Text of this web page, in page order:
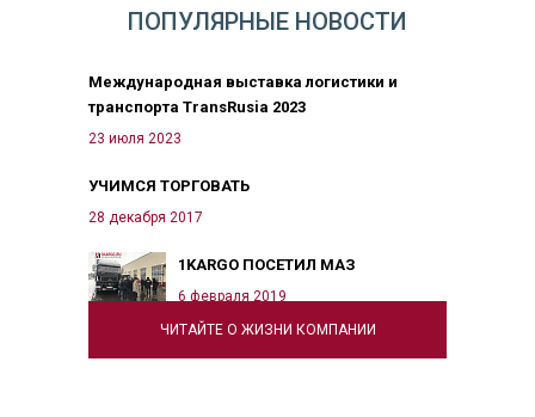
ЧИТАЙТЕ О ЖИЗНИ КОМПАНИИ
ПОПУЛЯРНЫЕ НОВОСТИ
Международная выставка логистики и
транспорта TransRusia 2023
23 июля 2023
УЧИМСЯ ТОРГОВАТЬ
28 декабря 2017
1KARGO ПОСЕТИЛ МАЗ
6 февраля 2019